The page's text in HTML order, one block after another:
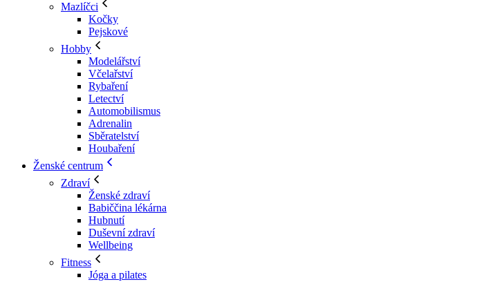
Mazlíčci
Kočky
Pejskové
Hobby
Modelářství
Včelařství
Rybaření
Letectví
Automobilismus
Adrenalin
Sběratelství
Houbaření
Ženské centrum
Zdraví
Ženské zdraví
Babiččina lékárna
Hubnutí
Duševní zdraví
Wellbeing
Fitness
Jóga a pilates